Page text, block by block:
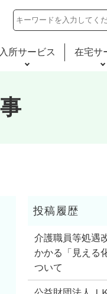
入所サービス 在宅サ
介護職員等処遇
かかる「見える
ついて